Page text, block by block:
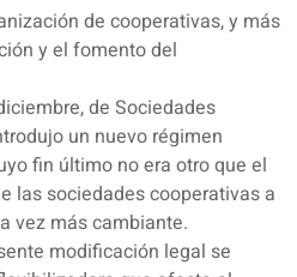
de cooperativas, y más
y el fomento del
de Sociedades
un nuevo régimen
fin último no era otro que el
las sociedades cooperativas a
vez más cambiante.
modificación legal se